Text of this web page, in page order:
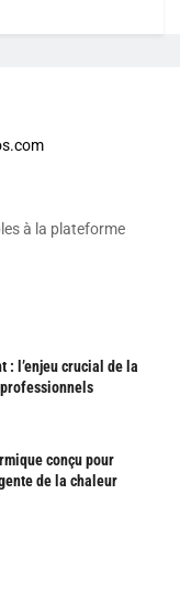
à la plateforme
: l’enjeu crucial de la
conçu pour
de la chaleur